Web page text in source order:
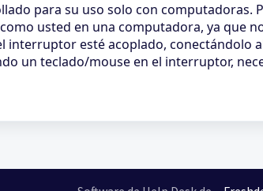
para su uso solo con
usted en una computadora, ya que
interruptor esté acoplado, conectándolo
un teclado/mouse en el interruptor,